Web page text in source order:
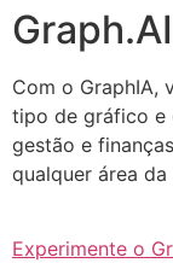
Graph.AI
Com o GraphIA,
tipo de gráfico e
gestão e
qualquer área da
Experimente o